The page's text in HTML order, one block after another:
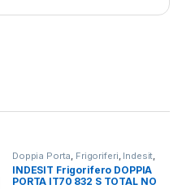
Doppia Porta Frigoriferi Indesit
Libera Installazione
INDESIT Frigorifero DOPPIA
PORTA IT70 832 S TOTAL NO